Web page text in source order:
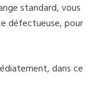
standard, vous
défectueuse, pour
dans ce